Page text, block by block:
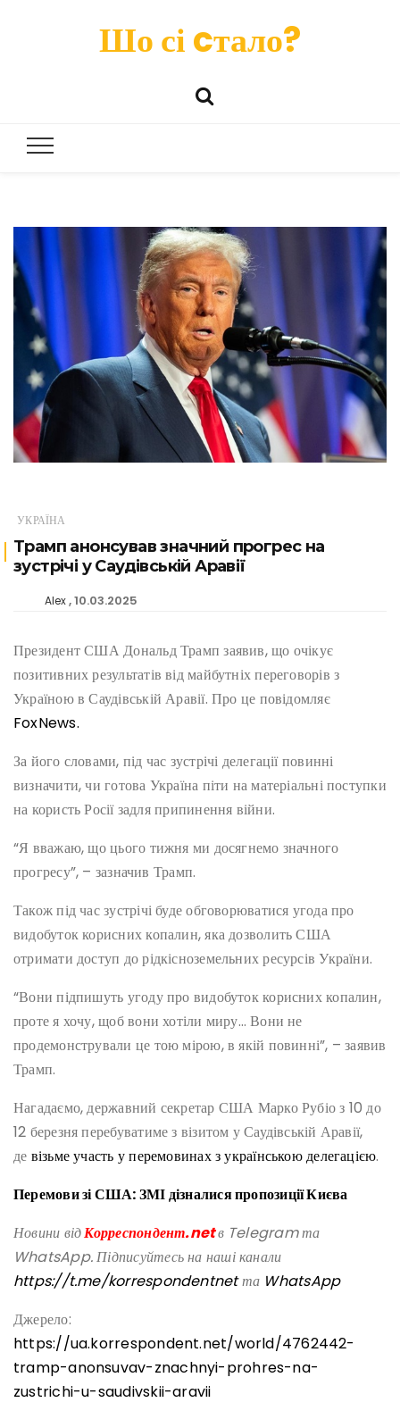
Шо сі cтало?
УКРАЇНА
Трамп анонсував значний прогрес на
зустрічі у Саудівській Аравії
Alex 10.03.2025
Президент США Дональд Трамп заявив, що очікує
позитивних результатів від майбутніх переговорів з
Україною в Саудівській Аравії. Про це повідомляє
FoxNews.
За його словами, під час зустрічі делегації повинні
визначити, чи готова Україна піти на матеріальні поступки
на користь Росії задля припинення війни.
“Я вважаю, що цього тижня ми досягнемо значного
прогресу”, – зазначив Трамп.
Також під час зустрічі буде обговорюватися угода про
видобуток корисних копалин, яка дозволить США
отримати доступ до рідкісноземельних ресурсів України.
“Вони підпишуть угоду про видобуток корисних копалин,
проте я хочу, щоб вони хотіли миру… Вони не
продемонстрували це тою мірою, в якій повинні”, – заявив
Трамп.
Нагадаємо, державний секретар США Марко Рубіо з 10 до
12 березня перебуватиме з візитом у Саудівській Аравії,
де візьме участь у перемовинах з українською делегацією.
Перемови зі США: ЗМІ дізналися пропозиції Києва
Новини відКорреспондент.netв Telegram та
WhatsApp. Підписуйтесь на наші канали
https://t.me/korrespondentnetта WhatsApp
Джерело:
https://ua.korrespondent.net/world/4762442-
tramp-anonsuvav-znachnyi-prohres-na-
zustrichi-u-saudivskii-aravii